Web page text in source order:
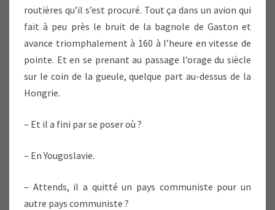
routières qu’il s’est procuré. Tout ça dans un avion qui
fait à peu près le bruit de la bagnole de Gaston et
avance triomphalement à 160 à l’heure en vitesse de
pointe. Et en se prenant au passage l’orage du siècle
sur le coin de la gueule, quelque part au-dessus de la
Hongrie.
– Et il a fini par se poser où ?
– En Yougoslavie.
– Attends, il a quitté un pays communiste pour un
autre pays communiste ?